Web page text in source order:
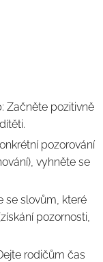
Začněte pozitivně
pozorování
vyhněte se
se slovům, které
pozornosti,
rodičům čas